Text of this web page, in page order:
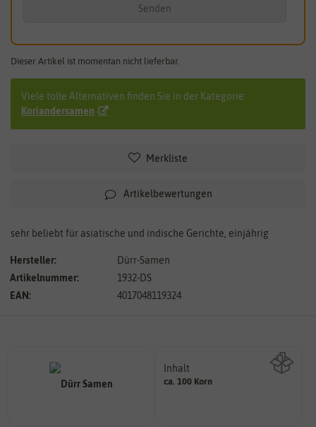
Senden
Dieser Artikel ist momentan nicht lieferbar.
Viele tolle Alternativen finden Sie in der Kategorie:
Koriandersamen
Merkliste
Artikelbewertungen
sehr beliebt für asiatische und indische Gerichte, einjährig
Hersteller:
Dürr-Samen
Artikelnummer:
1932-DS
EAN:
4017048119324
Inhalt
ca. 100 KornWie viel ist enthalten